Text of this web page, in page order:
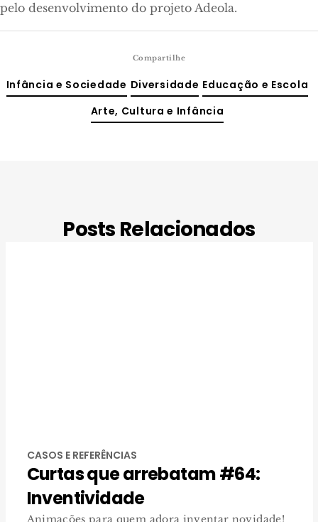
pelo desenvolvimento do projeto Adeola.
Compartilhe
Infância e Sociedade Diversidade Educação e Escola
Arte, Cultura e Infância
Posts Relacionados
CASOS E REFERÊNCIAS
Curtas que arrebatam #64:
Inventividade
Animações para quem adora inventar novidade!